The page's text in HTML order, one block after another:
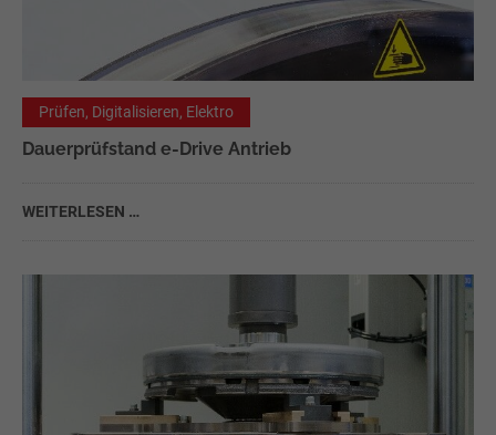
Prüfen, Digitalisieren, Elektro
Dauerprüfstand e-Drive Antrieb
WEITERLESEN …